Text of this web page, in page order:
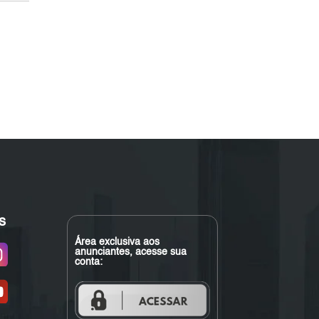
Área exclusiva aos
anunciantes, acesse sua
conta: